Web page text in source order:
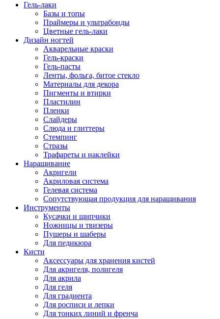
Гель-лаки
Базы и топы
Праймеры и ультрабонды
Цветные гель-лаки
Дизайн ногтей
Акварельные краски
Гель-краски
Гель-пасты
Ленты, фольга, битое стекло
Материалы для декора
Пигменты и втирки
Пластилин
Пленки
Слайдеры
Слюда и глиттеры
Стемпинг
Стразы
Трафареты и наклейки
Наращивание
Акригели
Акриловая система
Гелевая система
Сопутствующая продукция для наращивания
Инструменты
Кусачки и щипчики
Ножницы и твизеры
Пушеры и шаберы
Для педикюра
Кисти
Аксессуары для хранения кистей
Для акригеля, полигеля
Для акрила
Для геля
Для градиента
Для росписи и лепки
Для тонких линий и френча